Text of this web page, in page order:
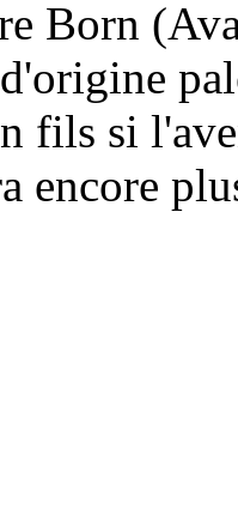
Born
fils si
encore